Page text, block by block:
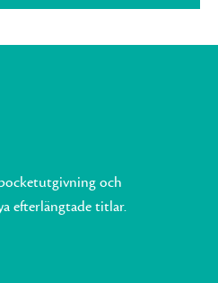
och
efterlängtade titlar.